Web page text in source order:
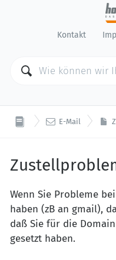
Kontakt
 E-Mail
Wenn Sie Probleme
haben (zB an gmail),
daß Sie für die
gesetzt haben.